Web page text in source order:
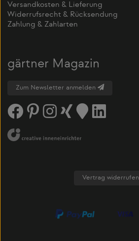
Versandkosten & Lieferung
Widerrufsrecht & Rücksendung
Zahlung & Zahlarten
gärtner Magazin
Zum Newsletter anmelden
Vertrag widerrufen